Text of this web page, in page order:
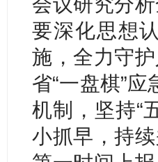
要深化思想
施，全力守
省“一盘棋”
机制，坚持“
小抓早，持